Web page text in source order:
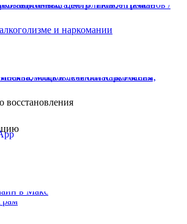
и наркомании
восстановления